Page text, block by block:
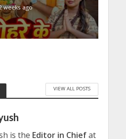
weeks ago
VIEW ALL POSTS
is the Editor in Chiefat